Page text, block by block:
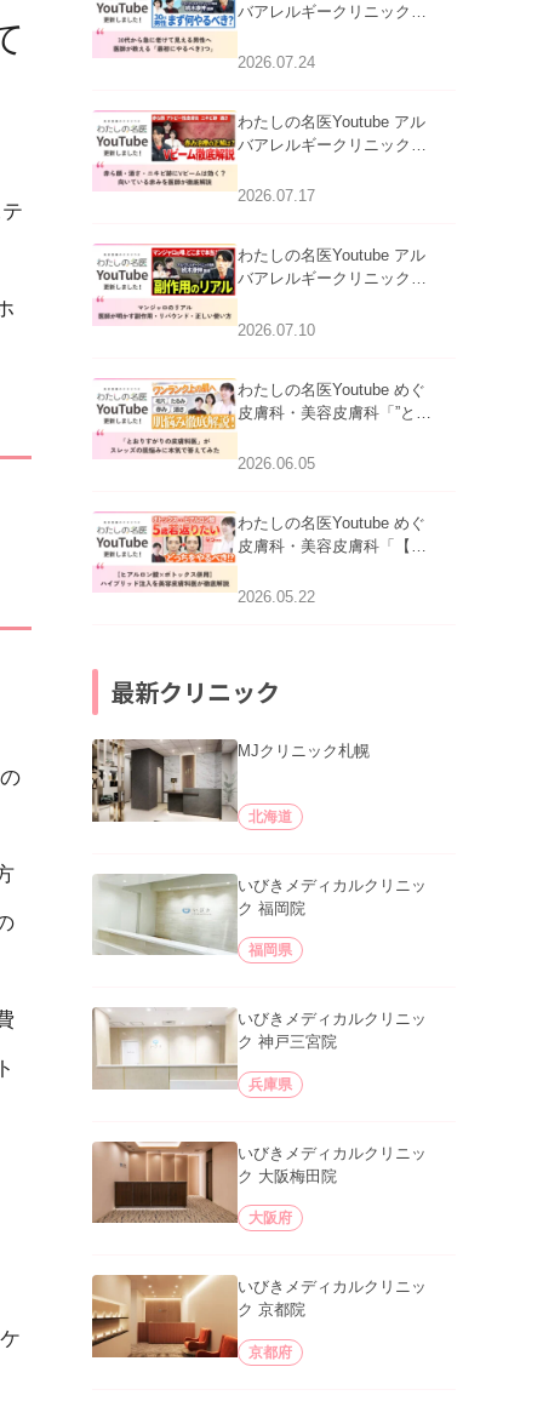
バアレルギークリニック札
える男性へ｜医師が教える
2026.07.24
わたしの名医Youtube アル
バアレルギークリニック札
跡にVビームは効く？向い
2026.07.17
わたしの名医Youtube アル
バアレルギークリニック札
医師が明かす副作用・リバ
2026.07.10
わたしの名医Youtube めぐ
皮膚科・美容皮膚科「”とお
ッズの肌悩みに本気で答え
2026.06.05
わたしの名医Youtube めぐ
皮膚科・美容皮膚科「【ヒ
用】ハイブリッド注入を美
2026.05.22
最新クリニック
MJクリニック札幌
北海道
いびきメディカルクリニッ
ク 福岡院
福岡県
いびきメディカルクリニッ
ク 神戸三宮院
兵庫県
いびきメディカルクリニッ
ク 大阪梅田院
大阪府
いびきメディカルクリニッ
ク 京都院
京都府